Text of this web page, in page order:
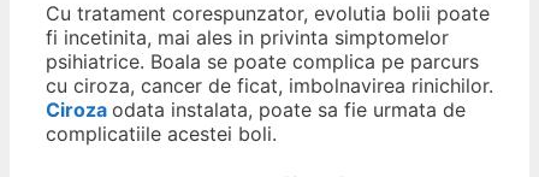
Cu tratament corespunzator, evolutia bolii poate
fi incetinita, mai ales in privinta simptomelor
psihiatrice. Boala se poate complica pe parcurs
cu ciroza, cancer de ficat, imbolnavirea rinichilor.
Ciroza odata instalata, poate sa fie urmata de
complicatiile acestei boli.